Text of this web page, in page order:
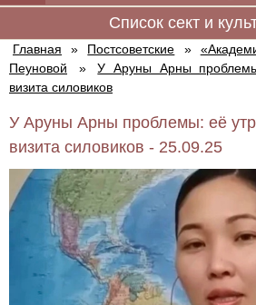
Cписок сект и
Главная » Постсоветские »
Пеуновой
»
У Аруны Арны
визита силовиков
У Аруны Арны проблемы: её
визита силовиков - 25.09.25